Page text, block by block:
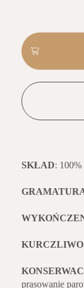
SKŁAD: 100%
prasowanie